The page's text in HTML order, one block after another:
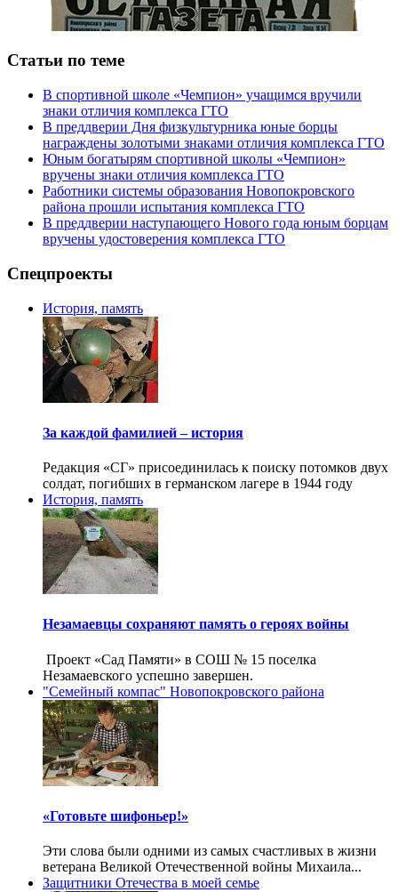
Статьи по теме
В спортивной школе «Чемпион» учащимся вручили
знаки отличия комплекса ГТО
В преддверии Дня физкультурника юные борцы
награждены золотыми знаками отличия комплекса ГТО
Юным богатырям спортивной школы «Чемпион»
вручены знаки отличия комплекса ГТО
Работники системы образования Новопокровского
района прошли испытания комплекса ГТО
В преддверии наступающего Нового года юным борцам
вручены удостоверения комплекса ГТО
Спецпроекты
История, память
За каждой фамилией – история
Редакция «СГ» присоединилась к поиску потомков двух
солдат, погибших в германском лагере в 1944 году
История, память
Незамаевцы сохраняют память о героях войны
Проект «Сад Памяти» в СОШ № 15 поселка
Незамаевского успешно завершен.
"Семейный компас" Новопокровского района
«Готовьте шифоньер!»
Эти слова были одними из самых счастливых в жизни
ветерана Великой Отечественной войны Михаила...
Защитники Отечества в моей семье